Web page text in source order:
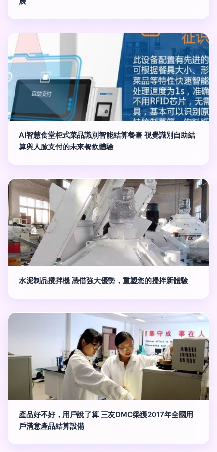
AI智慧食堂柜式菜品識別智能結算餐臺 視覺識別自助結
算與人臉支付的未來餐飲體驗
水泥制品攪拌機 憑借強大優勢，重塑您的攪拌新體驗
產品好不好，用戶說了算 三友DMC榮獲2017年全國用
戶滿意產品結算設備